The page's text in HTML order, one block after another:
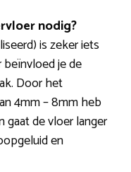
nodig?
is zeker iets
je de
Door het
4mm – 8mm heb
gaat de vloer langer
en